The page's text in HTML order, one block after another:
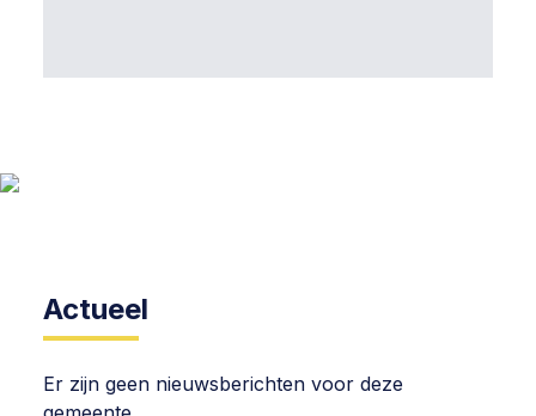
Actueel
Er zijn geen nieuwsberichten voor deze